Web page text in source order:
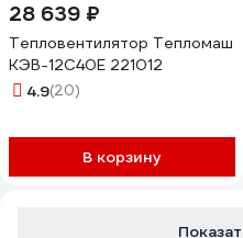
28 639 ₽
Тепловентилятор Тепломаш
КЭВ-12С40Е 221012
4.9(20)
В корзину